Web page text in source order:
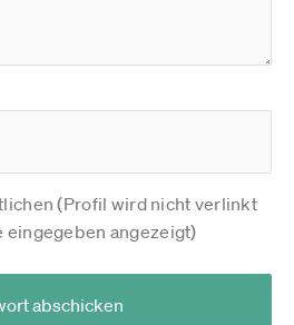
(Profil wird nicht verlinkt
eingegeben angezeigt)
abschicken